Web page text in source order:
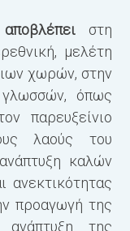
στη
μελέτη
χωρών, στην
γλωσσών, όπως
παρευξείνιο
λαούς του
καλών
ανεκτικότητας
προαγωγή της
ανάπτυξη της